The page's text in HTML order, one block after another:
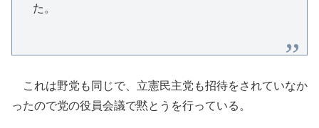
た。
これは野党も同じで、立憲民主党も招待をされていなか
ったので党の役員会議で黙とうを行っている。